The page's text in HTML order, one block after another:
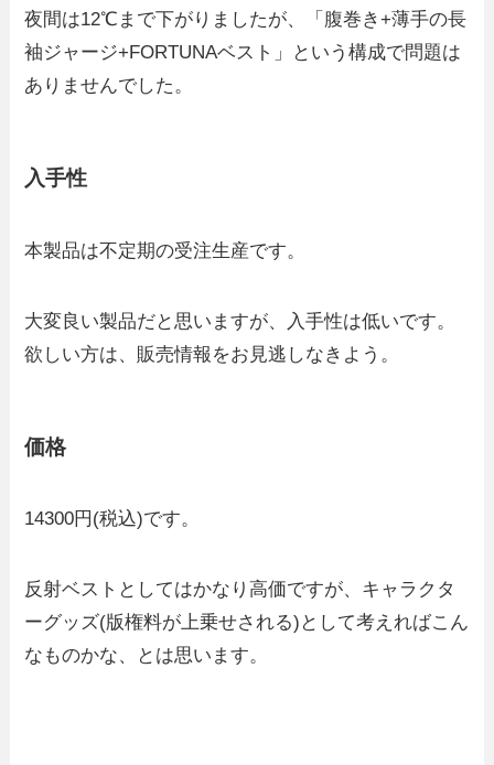
夜間は12℃まで下がりましたが、「腹巻き+薄手の長
袖ジャージ+FORTUNAベスト」という構成で問題は
ありませんでした。
入手性
本製品は不定期の受注生産です。
大変良い製品だと思いますが、入手性は低いです。
欲しい方は、販売情報をお見逃しなきよう。
価格
14300円(税込)です。
反射ベストとしてはかなり高価ですが、キャラクタ
ーグッズ(版権料が上乗せされる)として考えればこん
なものかな、とは思います。